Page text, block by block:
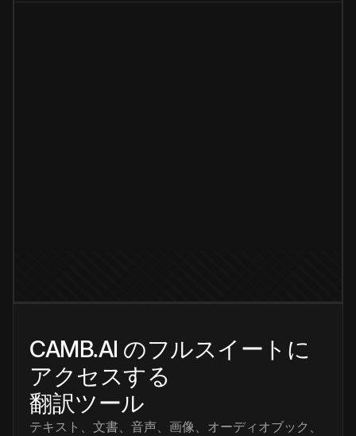
CAMB.AI のフルスイートに
アクセスする
翻訳ツール
テキスト、文書、音声、画像、オーディオブック、